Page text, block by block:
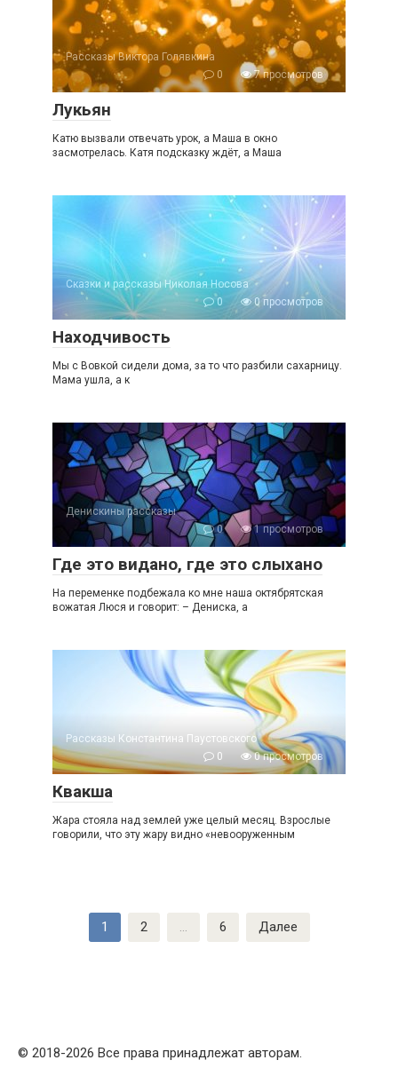
Рассказы Виктора Голявкина
0
7 просмотров
Лукьян
Катю вызвали отвечать урок, а Маша в окно
засмотрелась. Катя подсказку ждёт, а Маша
Сказки и рассказы Николая Носова
0
0 просмотров
Находчивость
Мы с Вовкой сидели дома, за то что разбили сахарницу.
Мама ушла, а к
Денискины рассказы
0
1 просмотров
Где это видано, где это слыхано
На переменке подбежала ко мне наша октябрятская
вожатая Люся и говорит: – Дениска, а
Рассказы Константина Паустовского
0
0 просмотров
Квакша
Жара стояла над землей уже целый месяц. Взрослые
говорили, что эту жару видно «невооруженным
1 2 … 6 Далее
© 2018-2026 Все права принадлежат авторам.